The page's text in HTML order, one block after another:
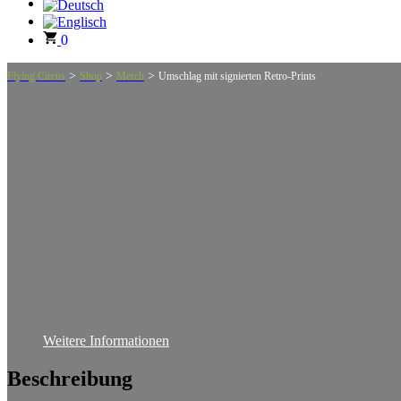
0
Flying Circus > Shop > Merch > Umschlag mit signierten Retro-Prints
Weitere Informationen
Beschreibung